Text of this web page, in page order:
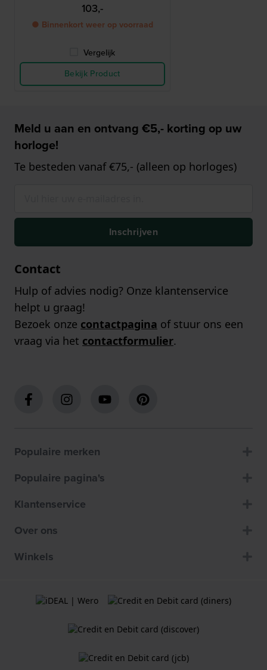
103,-
● Binnenkort weer op voorraad
Vergelijk
Bekijk Product
Meld u aan en ontvang €5,- korting op uw
horloge!
Te besteden vanaf €75,- (alleen op horloges)
Inschrijven
Contact
Hulp of advies nodig? Onze klantenservice
helpt u graag!
Bezoek onze contactpagina of stuur ons een
vraag via het contactformulier.
Populaire merken
Populaire pagina's
Klantenservice
Over ons
Winkels